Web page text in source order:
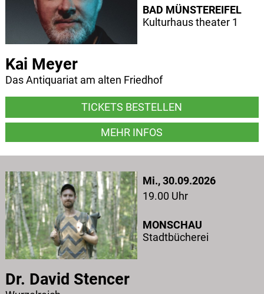
Kai Meyer
Das Antiquariat am alten Friedhof
TICKETS BESTELLEN
MEHR INFOS
BAD MÜNSTEREIFEL
Kulturhaus theater 1
Mi., 30.09.2026
19.00 Uhr
Dr. David Stencer
MONSCHAU
Stadtbücherei